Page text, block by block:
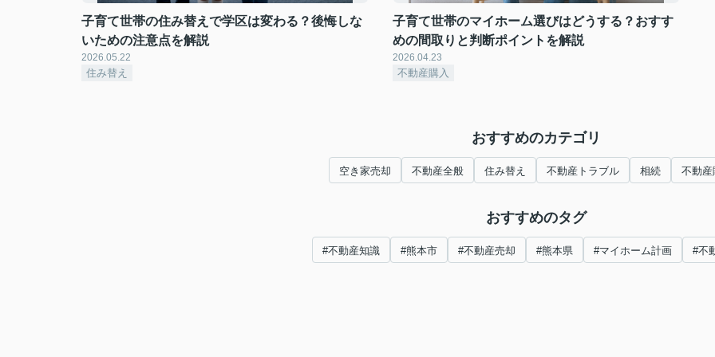
子育て世帯の住み替えで学区は変わる？後悔しな
いための注意点を解説
2026.05.22
住み替え
子育て世帯のマイホーム選びはどうする？おすす
めの間取りと判断ポイントを解説
2026.04.23
不動産購入
おすすめのカテゴリ
空き家売却 不動産全般 住み替え 不動産トラブル 相続 不動産
おすすめのタグ
#不動産知識 #熊本市 #不動産売却 #熊本県 #マイホーム計画 #不